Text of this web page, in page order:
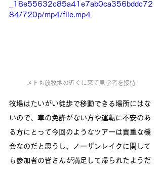
_18e55632c85a41e7ab0ca356bddc72
84/720p/mp4/file.mp4
メトも放牧地の近くに来て見学者を接待
牧場はたいがい徒歩で移動できる場所にはな
いので、車の免許がない方や運転に不安のあ
る方にとって今回のようなツアーは貴重な機
会なのだと思うし、ノーザンレイクに関して
も参加者の皆さんが満足して帰られたようだ